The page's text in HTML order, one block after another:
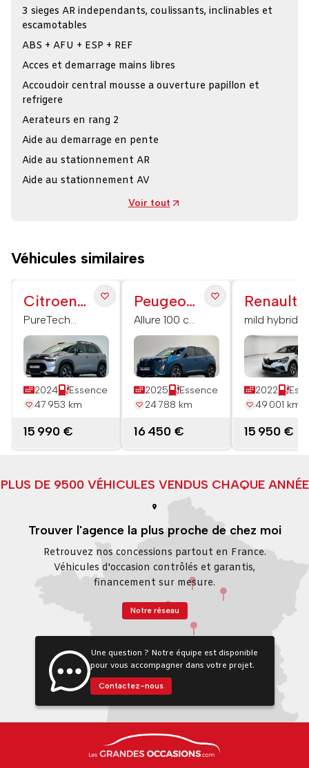
3 sieges AR independants, coulissants, inclinables et
escamotables
ABS + AFU + ESP + REF
Acces et demarrage mains libres
Accoudoir central mousse a ouverture papillon et
refrigere
Aerateurs en rang 2
Aide au demarrage en pente
Aide au stationnement AR
Aide au stationnement AV
Voir tout
Véhicules similaires
Citroen
C3
Aircross
PureTech
130 S&S
EAT6 Shine
Pack
2024
Essence
47 953 km
15 990 €
Peugeot
2008
Allure 100 ch
BVM6
2025
Essence
24 788 km
16 450 €
Renault
Captur
mild hybrid
140 R.S. line
2022
49 001 km
15 950 €
PLUS DE 9500 VÉHICULES VENDUS CHAQUE ANNÉE
Trouver l'agence la plus proche de chez moi
Retrouvez nos concessions partout en France.
Véhicules d'occasion contrôlés et garantis,
financement sur mesure.
Notre réseau
Une question ? Notre équipe est disponible
pour vous accompagner dans votre projet.
Contactez-nous